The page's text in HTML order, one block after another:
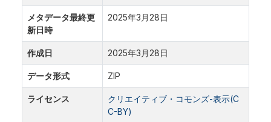
メタデータ最終更
新日時
2025年3月28日
作成日 2025年3月28日
データ形式 ZIP
ライセンス
クリエイティブ・コモンズ-表示(C
C-BY)